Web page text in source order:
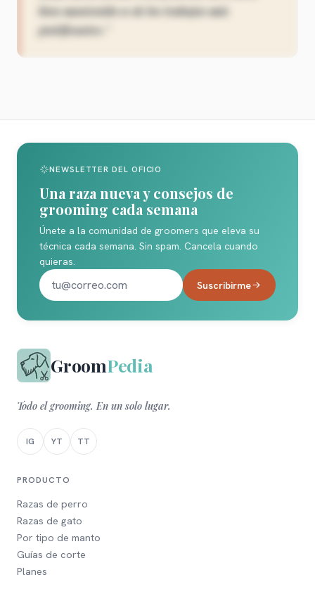
bien mantenido es de los trabajos más
gratificantes.
NEWSLETTER DEL OFICIO
Una raza nueva y consejos de
grooming cada semana
Únete a la comunidad de groomers que eleva su
técnica cada semana. Sin spam. Cancela cuando
quieras.
Suscribirme
GroomPedia
Todo el grooming. En un solo lugar.
IG YT TT
PRODUCTO
Razas de perro
Razas de gato
Por tipo de manto
Guías de corte
Planes